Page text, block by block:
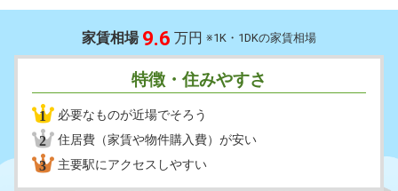
家賃相場 9.6 万円 ※1K・1DKの家賃相場
特徴・住みやすさ
1 必要なものが近場でそろう
2 住居費（家賃や物件購入費）が安い
3 主要駅にアクセスしやすい